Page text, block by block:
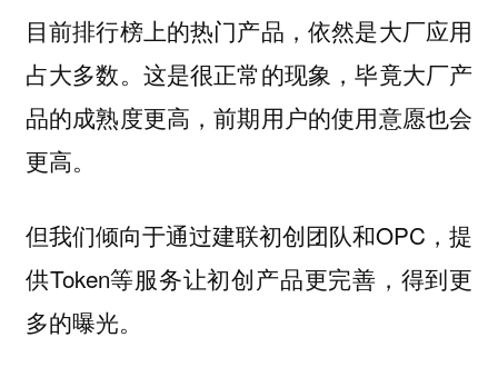
目前排行榜上的热门产品，依然是大厂应用
占大多数。这是很正常的现象，毕竟大厂产
品的成熟度更高，前期用户的使用意愿也会
更高。
但我们倾向于通过建联初创团队和OPC，提
供Token等服务让初创产品更完善，得到更
多的曝光。